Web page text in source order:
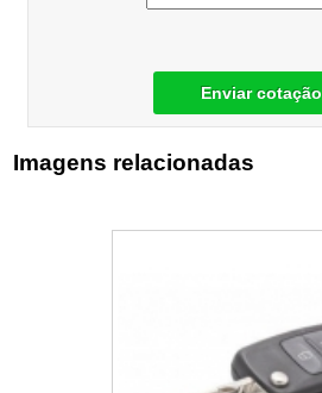
Enviar cotação
Imagens relacionadas